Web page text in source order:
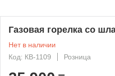
Газовая горелка со
Нет в наличии
Код: КВ-1109
Розница